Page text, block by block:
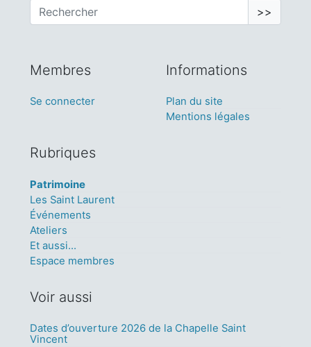
>>
Membres
Se connecter
Informations
Plan du site
Mentions légales
Rubriques
Patrimoine
Les Saint Laurent
Événements
Ateliers
Et aussi...
Espace membres
Voir aussi
Dates d’ouverture 2026 de la Chapelle Saint
Vincent